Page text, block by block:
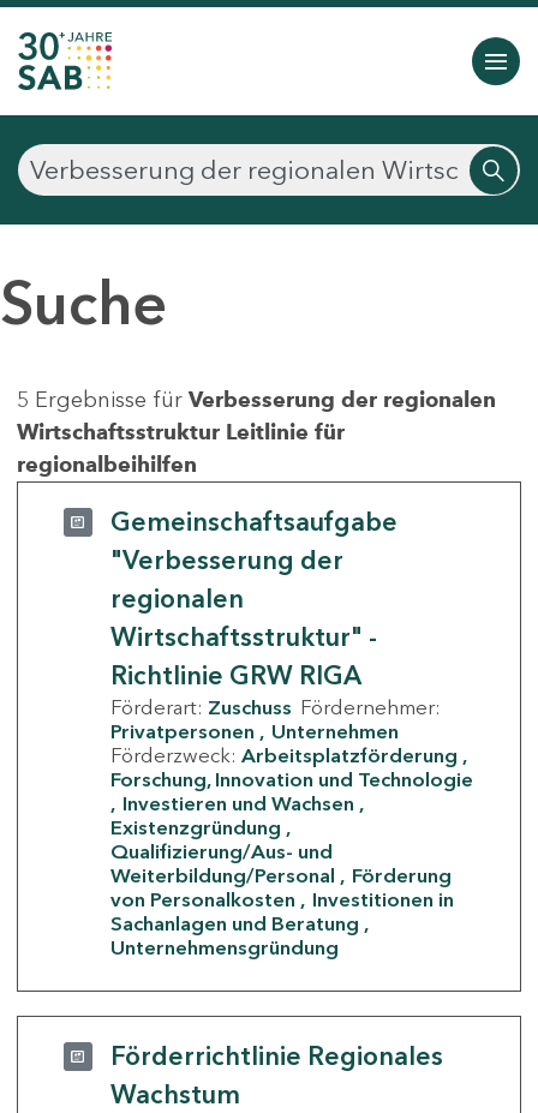
Suche
5 Ergebnisse für Verbesserung der regionalen
Wirtschaftsstruktur Leitlinie für
regionalbeihilfen
Gemeinschaftsaufgabe
"Verbesserung der
regionalen
Wirtschaftsstruktur" -
Richtlinie GRW RIGA
Förderart: Zuschuss Fördernehmer:
Privatpersonen
Unternehmen
Förderzweck: Arbeitsplatzförderung
Forschung, Innovation und Technologie
Investieren und Wachsen
Existenzgründung
Qualifizierung/Aus- und
Weiterbildung/Personal
Förderung
von Personalkosten
Investitionen in
Sachanlagen und Beratung
Unternehmensgründung
Förderrichtlinie Regionales
Wachstum